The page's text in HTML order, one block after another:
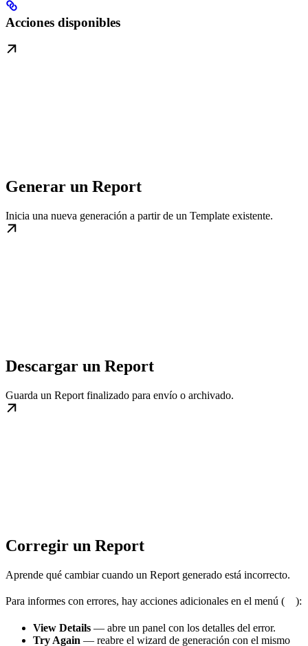
Acciones disponibles
Generar un Report
Inicia una nueva generación a partir de un Template existente.
Descargar un Report
Guarda un Report finalizado para envío o archivado.
Corregir un Report
Aprende qué cambiar cuando un Report generado está incorrecto.
Para informes con errores, hay acciones adicionales en el menú ( ):
View Details — abre un panel con los detalles del error.
Try Again — reabre el wizard de generación con el mismo